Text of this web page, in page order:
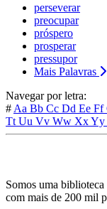
perseverar
preocupar
próspero
prosperar
pressupor
Mais Palavras
Navegar por letra:
# Aa Bb Cc Dd Ee Ff
Tt Uu Vv Ww XxYy
Somos uma
com mais de 200 mil